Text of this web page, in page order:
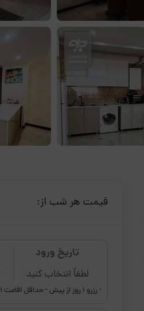
قیمت هر شب از:
تاریخ ورود
لطفاً انتخاب کنید
- رزرو 1 روز از پیش - حداقل اقامت 1 روز